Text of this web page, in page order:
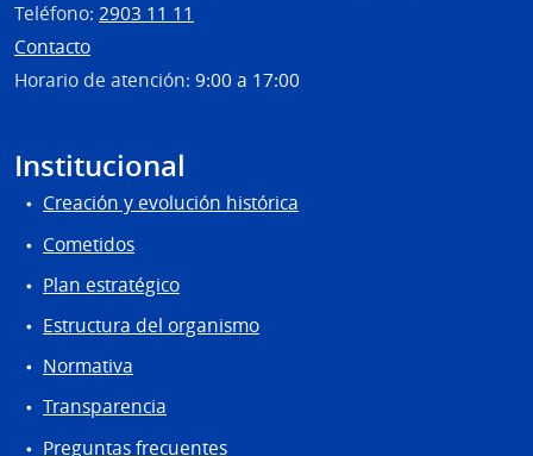
Teléfono: 2903 11 11
Contacto
Horario de atención: 9:00 a 17:00
Institucional
Creación y evolución histórica
Cometidos
Plan estratégico
Estructura del organismo
Normativa
Transparencia
Preguntas frecuentes